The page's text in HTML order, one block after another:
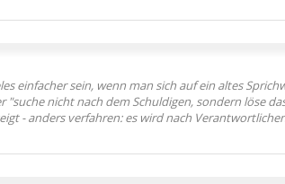
einfacher sein, wenn man sich auf ein altes
"suche nicht nach dem Schuldigen, sondern löse
- anders verfahren: es wird nach